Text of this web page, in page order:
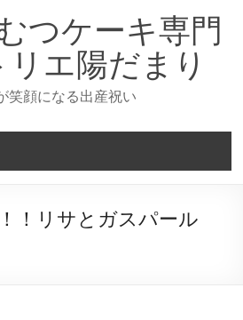
つケーキ専門
リエ陽だまり
笑顔になる出産祝い
！リサとガスパール